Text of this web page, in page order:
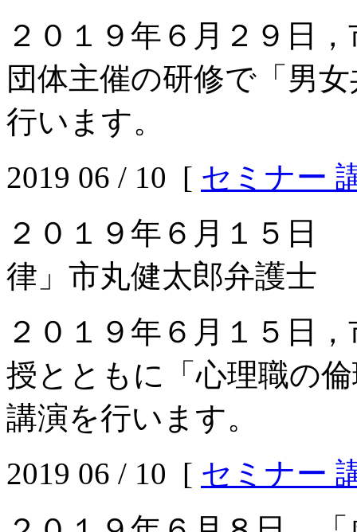
２０１９年６月２９日
団体主催の研修で「男
行います。
2019 06 / 10 [ セミナー
２０１９年６月１５日
律」市丸健太郎弁護士
２０１９年６月１５日
授とともに「心理職の
講演を行います。
2019 06 / 10 [ セミナー